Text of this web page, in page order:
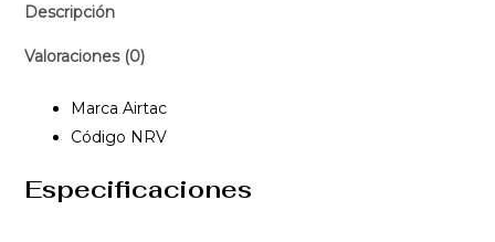
Descripción
Valoraciones (0)
Marca Airtac
Código NRV
Especificaciones